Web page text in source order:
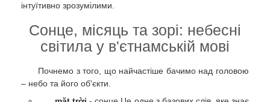
інтуїтивно зрозумілими.
Сонце, місяць та зорі: небесні
світила у в'єтнамській мові
Почнемо з того, що найчастіше бачимо над головою
– небо та його об'єкти.